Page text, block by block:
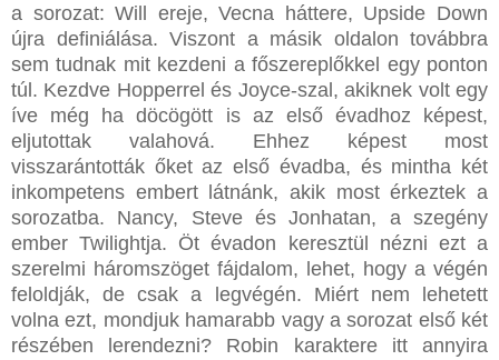
a sorozat: Will ereje, Vecna háttere, Upside Down
újra definiálása. Viszont a másik oldalon továbbra
sem tudnak mit kezdeni a főszereplőkkel egy ponton
túl. Kezdve Hopperrel és Joyce-szal, akiknek volt egy
íve még ha döcögött is az első évadhoz képest,
eljutottak valahová. Ehhez képest most
visszarántották őket az első évadba, és mintha két
inkompetens embert látnánk, akik most érkeztek a
sorozatba. Nancy, Steve és Jonhatan, a szegény
ember Twilightja. Öt évadon keresztül nézni ezt a
szerelmi háromszöget fájdalom, lehet, hogy a végén
feloldják, de csak a legvégén. Miért nem lehetett
volna ezt, mondjuk hamarabb vagy a sorozat első két
részében lerendezni? Robin karaktere itt annyira